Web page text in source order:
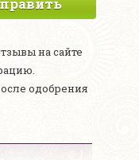
на сайте
одобрения